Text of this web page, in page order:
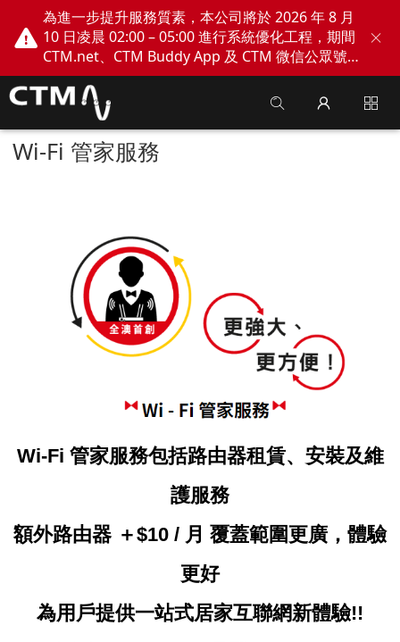
為進一步提升服務質素，本公司將於 2026 年 8 月
10 日凌晨 02:00 – 05:00 進行系統優化工程，期間
CTM.net、CTM Buddy App 及 CTM 微信公眾號
網上服務將會暫停。不便之處，敬請見諒！
Wi-Fi 管家服務
Wi-Fi 管家服務包括路由器租賃、安裝及維
護服務
額外路由器 ＋$10 / 月 覆蓋範圍更廣，體驗
更好
為用戶提供一站式居家互聯網新體驗!!